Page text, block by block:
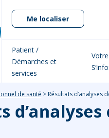
Me localiser
Patient /
Démarches et
services
de santé > Résultats d’analyses